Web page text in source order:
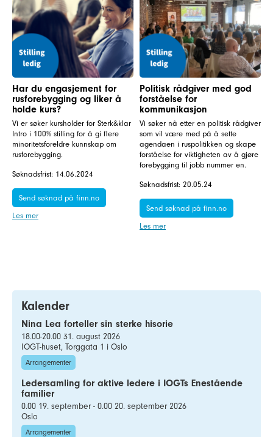
Har du engasjement for
rusforebygging og liker å
holde kurs?
Vi er søker kursholder for Sterk&klar
Intro i 100% stilling for å gi flere
minoritetsforeldre kunnskap om
rusforebygging.
Søknadsfrist: 14.06.2024
Send søknad på finn.no
Les mer
Politisk rådgiver med god
forståelse for
kommunikasjon
Vi søker nå etter en politisk rådgiver
som vil være med på å sette
agendaen i ruspolitikken og skape
forståelse for viktigheten av å gjøre
forebygging til jobb nummer en.
Søknadsfrist: 20.05.24
Send søknad på finn.no
Les mer
Kalender
Nina Lea forteller sin sterke hisorie
18.00-20.00 31. august 2026
IOGT-huset, Torggata 1 i Oslo
Arrangementer
Ledersamling for aktive ledere i IOGTs Enestående
familier
0.00 19. september - 0.00 20. september 2026
Oslo
Arrangementer